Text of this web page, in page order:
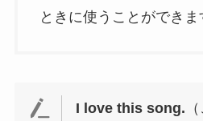
ときに使うことができま
I love this song.